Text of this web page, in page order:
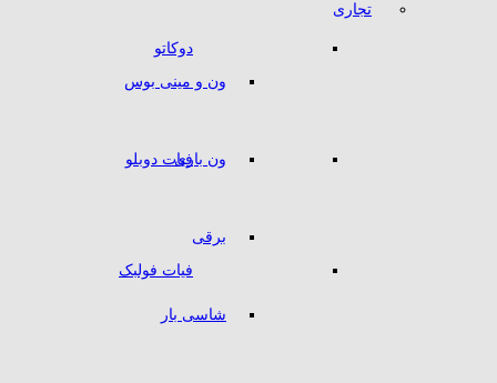
تجاری
دوکاتو
ون و مینی بوس
ون باری
برقی
شاسی بار
فیات دوبلو
فیات فولبک